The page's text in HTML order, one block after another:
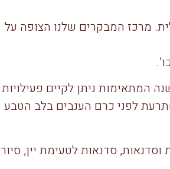
מרכז המבקרים שלנו הצופה על
על 6 מטרים. בעונות השנה המתאימות ניתן לקיים פעילויות
לפני כרם הענבים בלב הטבע
וסדנאות, סדנאות לטעימת יין, סיור